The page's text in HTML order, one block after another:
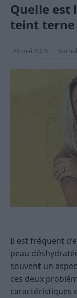
Quelle est
teint terne
26 mai 2025
Il est fréquent
peau
souvent un
ces deux
caractéristiques